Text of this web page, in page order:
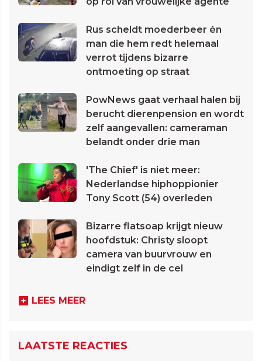
Rus scheldt moederbeer én
man die hem redt helemaal
verrot tijdens bizarre
ontmoeting op straat
PowNews gaat verhaal halen bij
berucht dierenpension en wordt
zelf aangevallen: cameraman
belandt onder drie man
'The Chief' is niet meer:
Nederlandse hiphoppionier
Tony Scott (54) overleden
Bizarre flatsoap krijgt nieuw
hoofdstuk: Christy sloopt
camera van buurvrouw en
eindigt zelf in de cel
LEES MEER
LAATSTE REACTIES